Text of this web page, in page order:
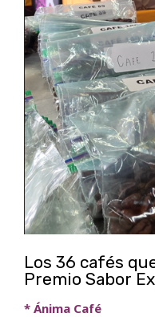
Los 36 cafés
Premio Sabor
* Ánima Café